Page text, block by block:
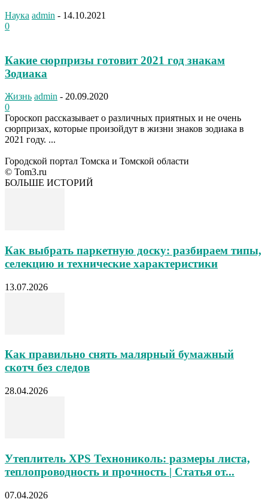
Наука admin - 14.10.2021
0
Какие сюрпризы готовит 2021 год знакам
Зодиака
Жизнь admin - 20.09.2020
0
Гороскоп рассказывает о различных приятных и не очень
сюрпризах, которые произойдут в жизни знаков зодиака в
2021 году. ...
Городской портал Томска и Томской области
© Tom3.ru
БОЛЬШЕ ИСТОРИЙ
Как выбрать паркетную доску: разбираем типы,
селекцию и технические характеристики
13.07.2026
Как правильно снять малярный бумажный
скотч без следов
28.04.2026
Утеплитель XPS Технониколь: размеры листа,
теплопроводность и прочность | Статья от...
07.04.2026